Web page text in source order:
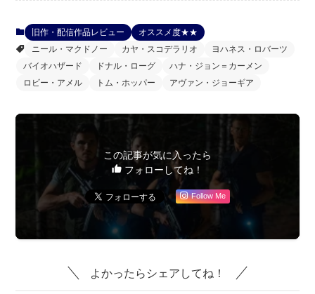
旧作・配信作品レビュー
オススメ度★★
ニール・マクドノー
カヤ・スコデラリオ
ヨハネス・ロバーツ
バイオハザード
ドナル・ローグ
ハナ・ジョン＝カーメン
ロビー・アメル
トム・ホッパー アヴァン・ジョーギア
この記事が気に入ったら
フォローしてね！
Follow Me
よかったらシェアしてね！